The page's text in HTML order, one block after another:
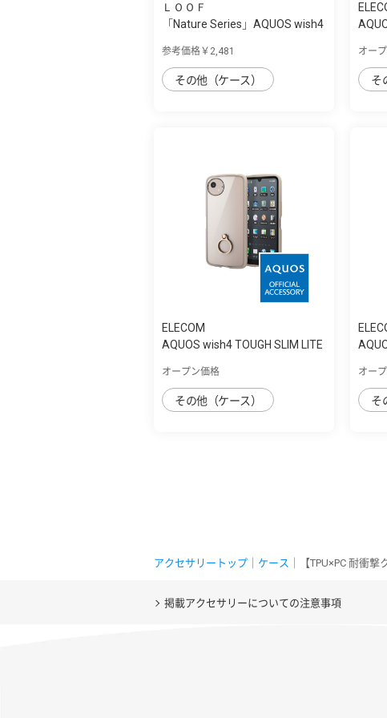
ＬＯＯＦ
「Nature Series」AQUOS wish4
参考価格￥2,481
その他（ケース）
オー
そ
ELECOM
AQUOS wish4 TOUGH SLIM LITE
オープン価格
その他（ケース）
オー
そ
アクセサリートップ ケース ｜【TPU×PC 耐衝
掲載アクセサリーについての注意事項